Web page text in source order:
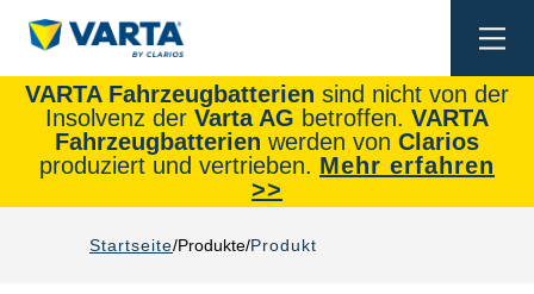
VARTA Fahrzeugbatterien sind nicht von der
Insolvenz der Varta AG betroffen. VARTA
Fahrzeugbatterien werden von Clarios
produziert und vertrieben. Mehr erfahren
>>
Startseite Produkte Produkt